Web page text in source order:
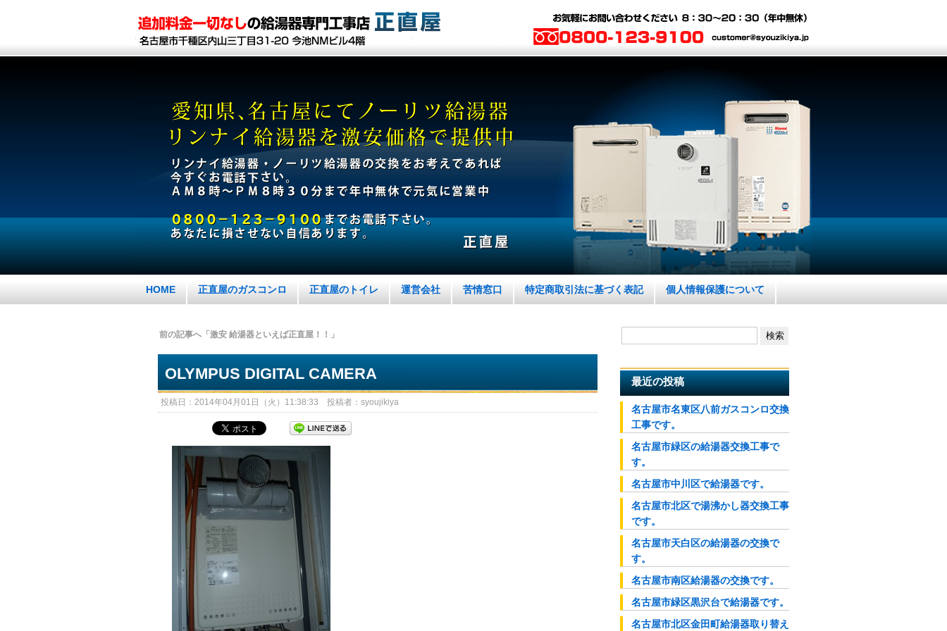
HOME 正直屋のガスコンロ 正直屋のトイレ 運営会社 苦情窓口 特定商取引法に基づく表記 個人情報保護について
前の記事へ「激安 給湯器といえば正直屋！！」
OLYMPUS DIGITAL CAMERA
投稿日：2014年04月01日（火）11:38:33 投稿者：syoujikiya
最近の投稿
名古屋市名東区八前ガスコンロ交換
工事です。
名古屋市緑区の給湯器交換工事で
す。
名古屋市中川区で給湯器です。
名古屋市北区で湯沸かし器交換工事
です。
名古屋市天白区の給湯器の交換で
す。
名古屋市南区給湯器の交換です。
名古屋市緑区黒沢台で給湯器です。
名古屋市北区金田町給湯器取り替え